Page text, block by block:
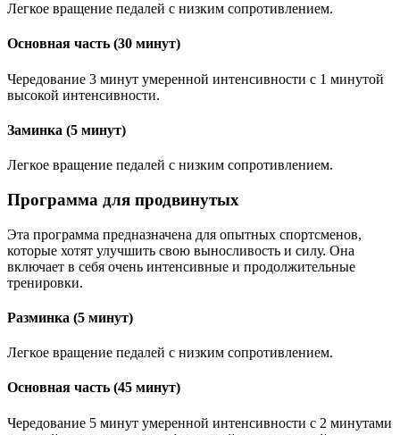
Легкое вращение педалей с низким сопротивлением.
Основная часть (30 минут)
Чередование 3 минут умеренной интенсивности с 1 минутой
высокой интенсивности.
Заминка (5 минут)
Легкое вращение педалей с низким сопротивлением.
Программа для продвинутых
Эта программа предназначена для опытных спортсменов,
которые хотят улучшить свою выносливость и силу. Она
включает в себя очень интенсивные и продолжительные
тренировки.
Разминка (5 минут)
Легкое вращение педалей с низким сопротивлением.
Основная часть (45 минут)
Чередование 5 минут умеренной интенсивности с 2 минутами